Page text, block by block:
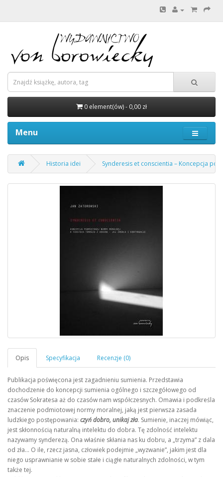
0 element(ów) - 0,00 zł
Menu
Historia idei Synderesis et conscientia – Koncepcja
Publikacja poświęcona jest zagadnieniu sumienia. Przedstawia
dochodzenie do koncepcji sumienia ogólnego i szczegółowego od
czasów Sokratesa aż do czasów nam współczesnych. Omawia i podkreśla
znaczenie podmiotowej normy moralnej, jaką jest pierwsza zasada
ludzkiego postępowania: czyń dobro, unikaj zła. Sumienie, inaczej mówiąc,
jest skłonnością naturalną intelektu do dobra. Tę zdolność intelektu
nazywamy synderezą. Ona właśnie skłania nas ku dobru, a „trzyma” z dala
od zła… O ile, rzecz jasna, człowiek podejmie „wyzwanie”, jakim jest dla
niego usprawnianie w sobie stałe i ciągłe naturalnych zdolności, w tym
także tej.